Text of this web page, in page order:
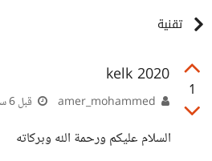
تقنية
1
kelk 2020
قبل 6 سنوات
السلام عليكم ورحمة الله وبركاته